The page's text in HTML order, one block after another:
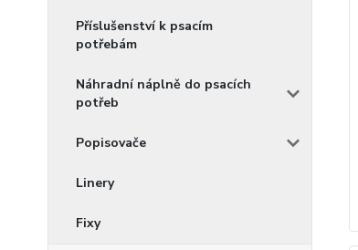
Příslušenství k psacím
potřebám
Náhradní náplně do psacích
potřeb
Popisovače
Linery
Fixy